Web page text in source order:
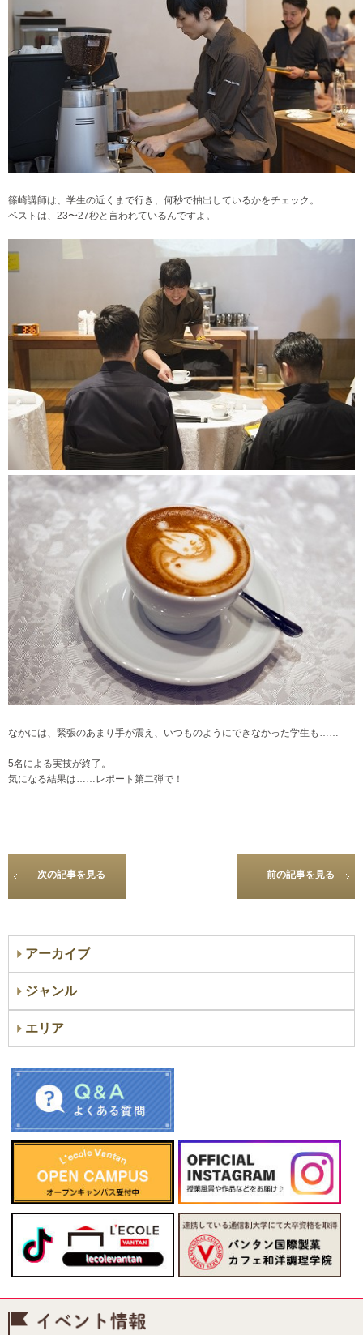
篠崎講師は、学生の近くまで行き、何秒で抽出しているかをチェック。
ベストは、23〜27秒と言われているんですよ。
なかには、緊張のあまり手が震え、いつものようにできなかった学生も……
5名による実技が終了。
気になる結果は……レポート第二弾で！
次の記事を見る 前の記事を見る
アーカイブ
ジャンル
エリア